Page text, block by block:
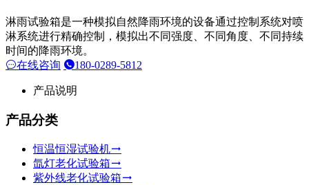
淋雨试验箱是一种模拟自然降雨环境的设备通过控制系统对喷
淋系统进行精确控制，模拟出不同强度、不同角度、不同持续
时间的降雨环境。
在线咨询
180-0289-5812
产品说明
产品分类
恒温恒湿试验机
氙灯老化试验箱
紫外线老化试验箱